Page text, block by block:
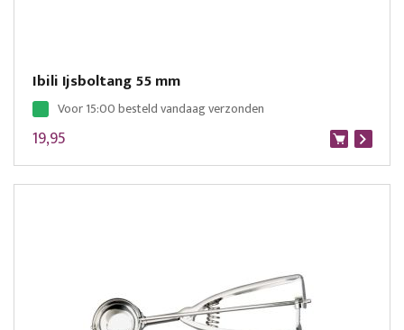
Ibili Ijsboltang 55 mm
Voor 15:00 besteld vandaag verzonden
19,95